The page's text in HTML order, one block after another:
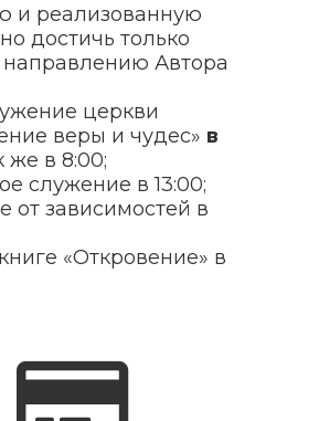
и реализованную
достичь только
Автора
церкви
веры и чудес» в
же в 8:00;
служение в 13:00;
от зависимостей в
«Откровение» в